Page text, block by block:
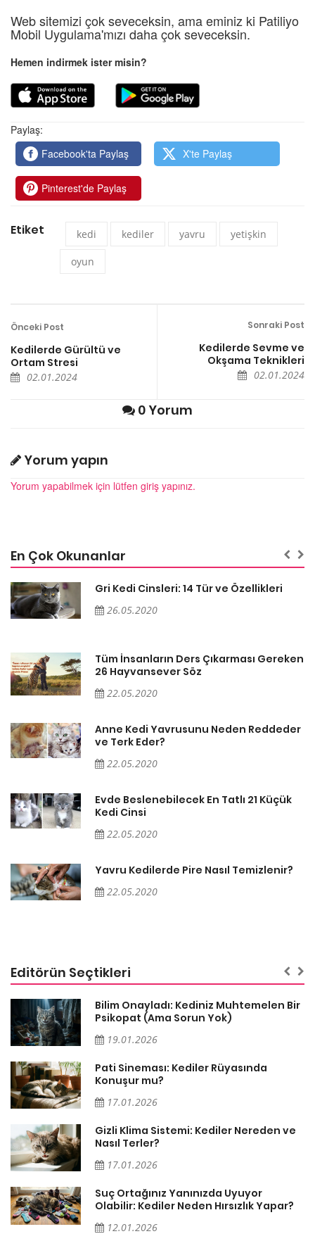
Web sitemizi çok seveceksin, ama eminiz ki Patiliyo
Mobil Uygulama'mızı daha çok seveceksin.
Hemen indirmek ister misin?
Paylaş:
Facebook'ta Paylaş
X'te Paylaş
Pinterest'de Paylaş
Etiket kedi kediler yavru yetişkin
oyun
Önceki Post
Kedilerde Gürültü ve
Ortam Stresi
02.01.2024
Sonraki Post
Kedilerde Sevme ve
Okşama Teknikleri
02.01.2024
0 Yorum
Yorum yapın
Yorum yapabilmek için lütfen giriş yapınız.
En Çok Okunanlar
Gri Kedi Cinsleri: 14 Tür ve Özellikleri
26.05.2020
Tüm İnsanların Ders Çıkarması Gereken
26 Hayvansever Söz
22.05.2020
Anne Kedi Yavrusunu Neden Reddeder
ve Terk Eder?
22.05.2020
Evde Beslenebilecek En Tatlı 21 Küçük
Kedi Cinsi
22.05.2020
Yavru Kedilerde Pire Nasıl Temizlenir?
22.05.2020
Editörün Seçtikleri
Bilim Onayladı: Kediniz Muhtemelen Bir
Psikopat (Ama Sorun Yok)
19.01.2026
Pati Sineması: Kediler Rüyasında
Konuşur mu?
17.01.2026
Gizli Klima Sistemi: Kediler Nereden ve
Nasıl Terler?
17.01.2026
Suç Ortağınız Yanınızda Uyuyor
Olabilir: Kediler Neden Hırsızlık Yapar?
12.01.2026